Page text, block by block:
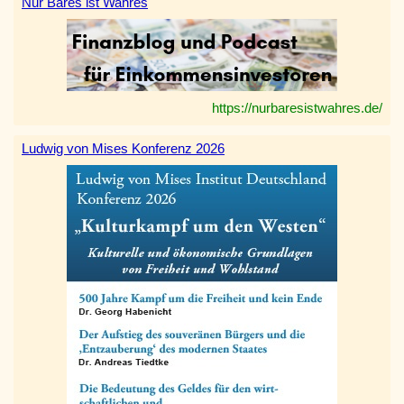
https://nurbaresistwahres.de/
Ludwig von Mises Konferenz 2026